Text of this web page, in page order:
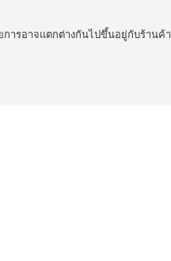
ารอาจแตกต่างกันไปขึ้นอยู่กับร้านค้า